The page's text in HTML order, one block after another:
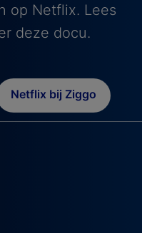
op Netflix. Lees
deze docu.
Netflix bij Ziggo